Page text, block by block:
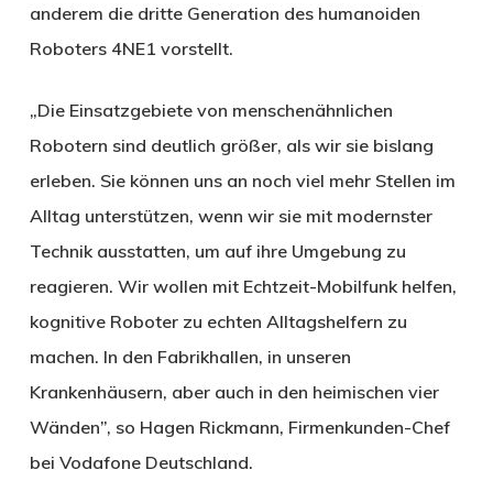
anderem die dritte Generation des humanoiden
Roboters 4NE1 vorstellt.
„Die Einsatzgebiete von menschenähnlichen
Robotern sind deutlich größer, als wir sie bislang
erleben. Sie können uns an noch viel mehr Stellen im
Alltag unterstützen, wenn wir sie mit modernster
Technik ausstatten, um auf ihre Umgebung zu
reagieren. Wir wollen mit Echtzeit-Mobilfunk helfen,
kognitive Roboter zu echten Alltagshelfern zu
machen. In den Fabrikhallen, in unseren
Krankenhäusern, aber auch in den heimischen vier
Wänden”, so Hagen Rickmann, Firmenkunden-Chef
bei Vodafone Deutschland.